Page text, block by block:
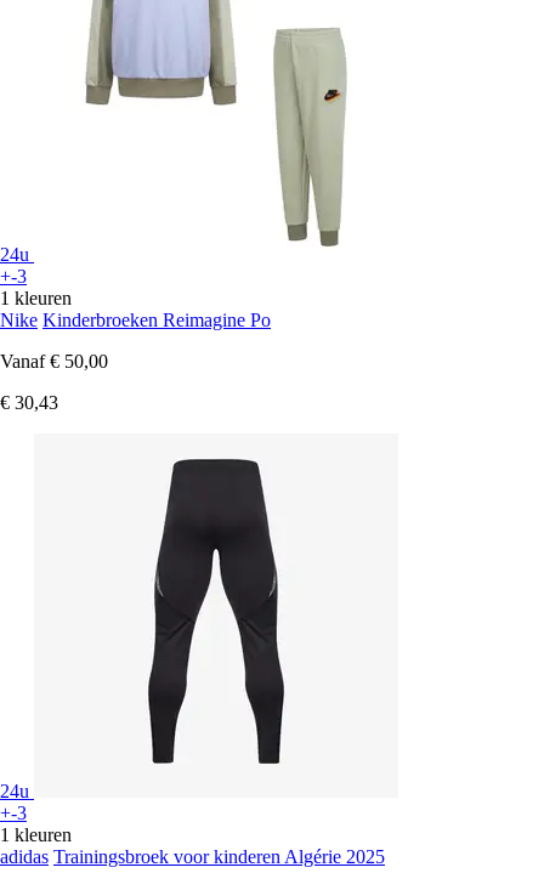
24u
+-3
1 kleuren
Nike Kinderbroeken Reimagine Po
Vanaf € 50,00
€ 30,43
24u
+-3
1 kleuren
adidas Trainingsbroek voor kinderen Algérie 2025